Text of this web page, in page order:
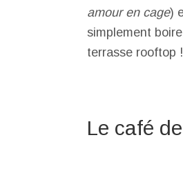
amour en cage)
simplement
terrasse rooftop !
Le café